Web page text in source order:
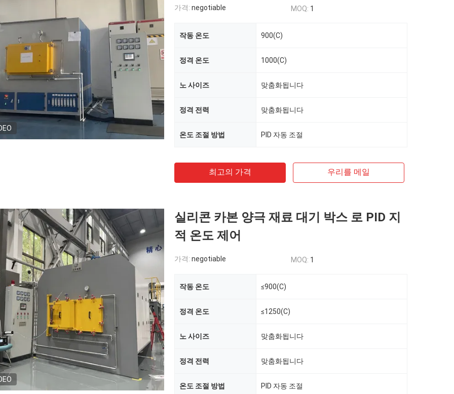
가격: negotiable MOQ: 1
작동 온도 900(C)
정격 온도 1000(C)
노 사이즈 맞춤화됩니다
정격 전력 맞춤화됩니다
온도 조절 방법 PID 자동 조절
최고의 가격 우리를 메일
실리콘 카본 양극 재료 대기 박스 로 PID 지
적 온도 제어
가격: negotiable MOQ: 1
작동 온도 ≤900(C)
정격 온도 ≤1250(C)
노 사이즈 맞춤화됩니다
정격 전력 맞춤화됩니다
온도 조절 방법 PID 자동 조절